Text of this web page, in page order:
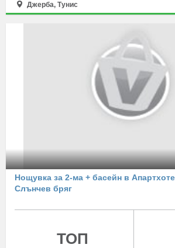
Джерба, Тунис
Нощувка за 2-ма + басейн в
Слънчев бряг
ТОП